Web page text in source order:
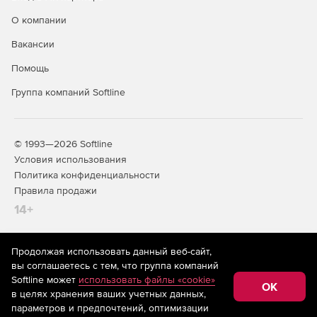
О компании
Вакансии
Помощь
Группа компаний Softline
© 1993—2026 Softline
Условия использования
Политика конфиденциальности
Правила продажи
14+
На информационном ресурсе store.softline.ru применяются
рекомендательные технологии(информационные технологии
предоставления информации на основе сбора,
систематизации и анализа сведений, относящихся к
предпочтениям пользователей сети «Интернет»,
Продолжая использовать данный веб-сайт,
вы соглашаетесь с тем, что группа компаний
Softline может использовать файлы «cookie»
в целях хранения ваших учетных данных,
параметров и предпочтений, оптимизации
OK